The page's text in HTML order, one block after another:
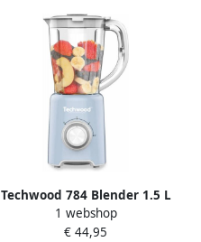
Techwood 784 Blender 1.5 L
500 Watt Pastelblauw
1 webshop
€ 44,95